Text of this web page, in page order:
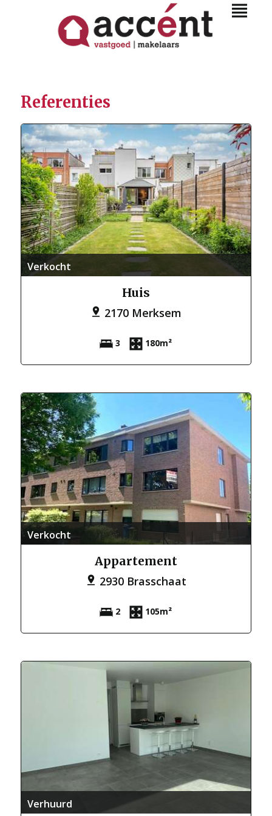
Referenties
Verkocht
Huis
2170 Merksem
3 180m²
Verkocht
Appartement
2930 Brasschaat
2 105m²
Verhuurd